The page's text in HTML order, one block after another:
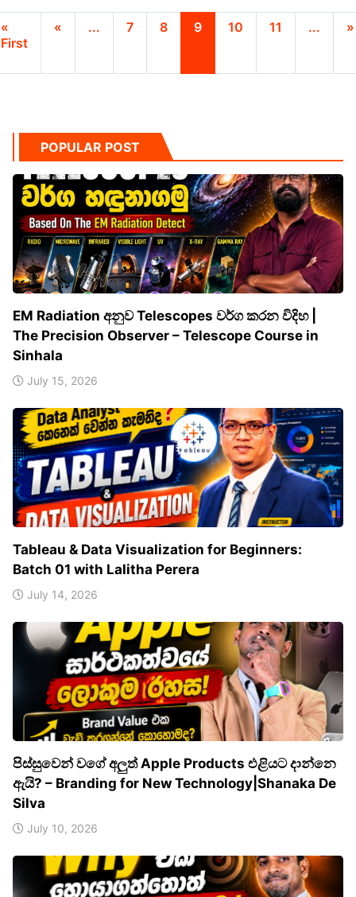
«
First
« ... 7 8 9 10 11 ... »
POPULAR POST
EM Radiation අනුව Telescopes වර්ග කරන විදිහ |
The Precision Observer – Telescope Course in
Sinhala
July 15, 2026
Tableau & Data Visualization for Beginners:
Batch 01 with Lalitha Perera
July 14, 2026
පිස්සුවෙන් වගේ අලුත් Apple Products එළියට දාන්නෙ
ඇයි? – Branding for New Technology|Shanaka De
Silva
July 10, 2026